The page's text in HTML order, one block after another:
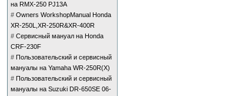
на RMX-250 PJ13A
# Owners WorkshopManual Honda
XR-250L,XR-250R&XR-400R
# Сервисный мануал на Honda
CRF-230F
# Пользовательский и сервисный
мануалы на Yamaha WR-250R(X)
# Пользовательский и сервисный
мануалы на Suzuki DR-650SE 06-